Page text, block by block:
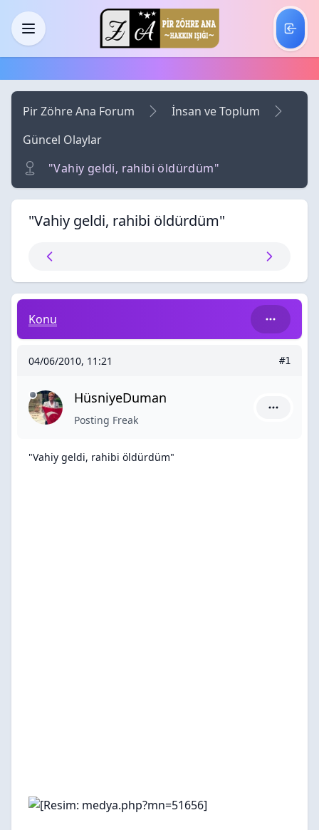
Skip to main content
Menü
Pir Zöhre Ana Forum
İnsan ve Toplum
Güncel Olaylar
"Vahiy geldi, rahibi öldürdüm"
"Vahiy geldi, rahibi öldürdüm"
"Vahiy geldi, rahibi öldürdüm"
Konu
04/06/2010, 11:21 #1
HüsniyeDuman
Posting Freak
"Vahiy geldi, rahibi öldürdüm"